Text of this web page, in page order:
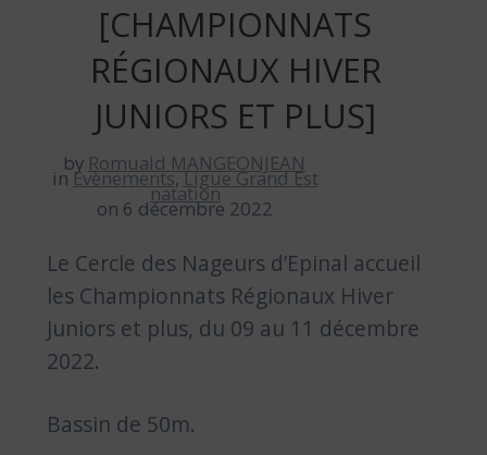
[CHAMPIONNATS
RÉGIONAUX HIVER
JUNIORS ET PLUS]
by Romuald MANGEONJEAN
inEvènements,Ligue Grand Est
natation
on 6 décembre 2022
Le Cercle des Nageurs d’Epinal accueil
les Championnats Régionaux Hiver
Juniors et plus, du 09 au 11 décembre
2022.
Bassin de 50m.